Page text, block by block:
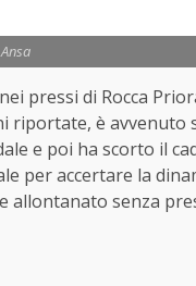
pressi di Rocca
è avvenuto
e poi ha scorto il
per accertare la
allontanato senza